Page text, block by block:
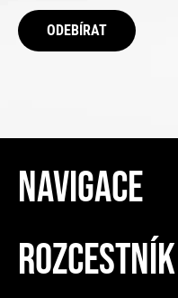
ODEBÍRAT
NAVIGACE
ROZCESTNÍK